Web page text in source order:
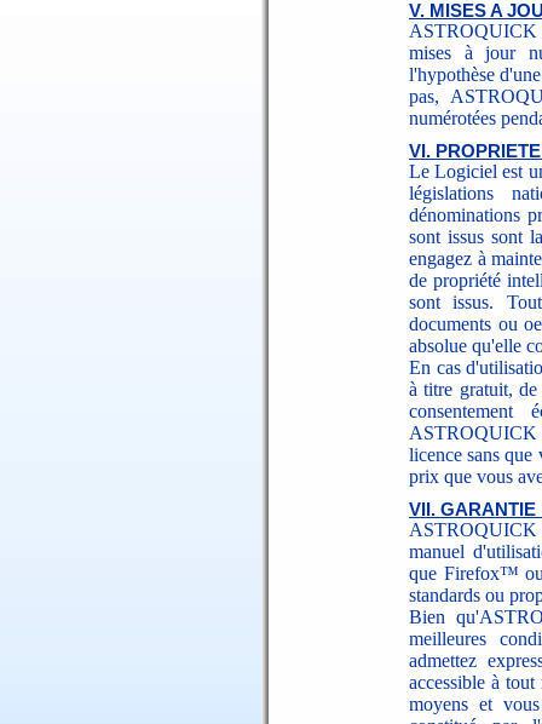
V. MISES A
ASTROQUICK
mises à jour
l'hypothèse
pas,
numérotées
VI.
Le Logiciel est
législations
dénominations
sont issus sont
engagez à
de propriété
sont issus.
documents ou
absolue qu'elle
En cas
à titre gratuit, de
ASTROQUICK
licence sans que
prix que vous
VII. GARANTIE
ASTROQUICK
manuel
que Firefox™ ou
standards ou
Bien
meilleures
admettez
accessible à
moyens et